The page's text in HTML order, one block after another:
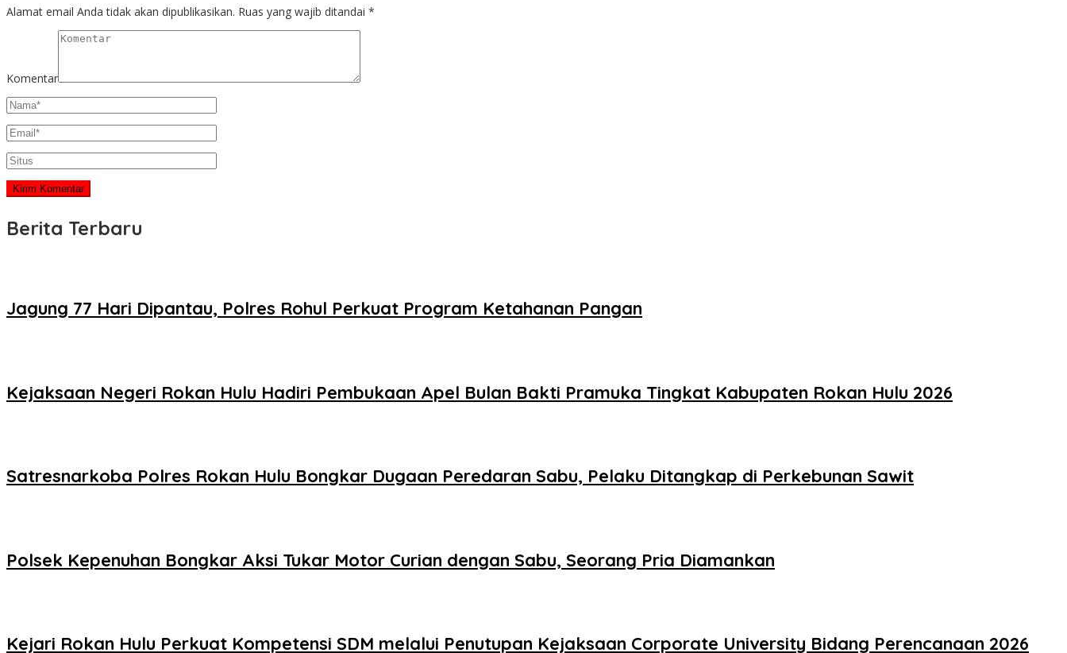
Alamat email Anda tidak akan dipublikasikan. Ruas yang wajib ditandai *
Komentar
Berita Terbaru
Jagung 77 Hari Dipantau, Polres Rohul Perkuat Program Ketahanan Pangan
Kejaksaan Negeri Rokan Hulu Hadiri Pembukaan Apel Bulan Bakti Pramuka Tingkat Kabupaten Rokan Hulu 2026
Satresnarkoba Polres Rokan Hulu Bongkar Dugaan Peredaran Sabu, Pelaku Ditangkap di Perkebunan Sawit
Polsek Kepenuhan Bongkar Aksi Tukar Motor Curian dengan Sabu, Seorang Pria Diamankan
Kejari Rokan Hulu Perkuat Kompetensi SDM melalui Penutupan Kejaksaan Corporate University Bidang Perencanaan 2026